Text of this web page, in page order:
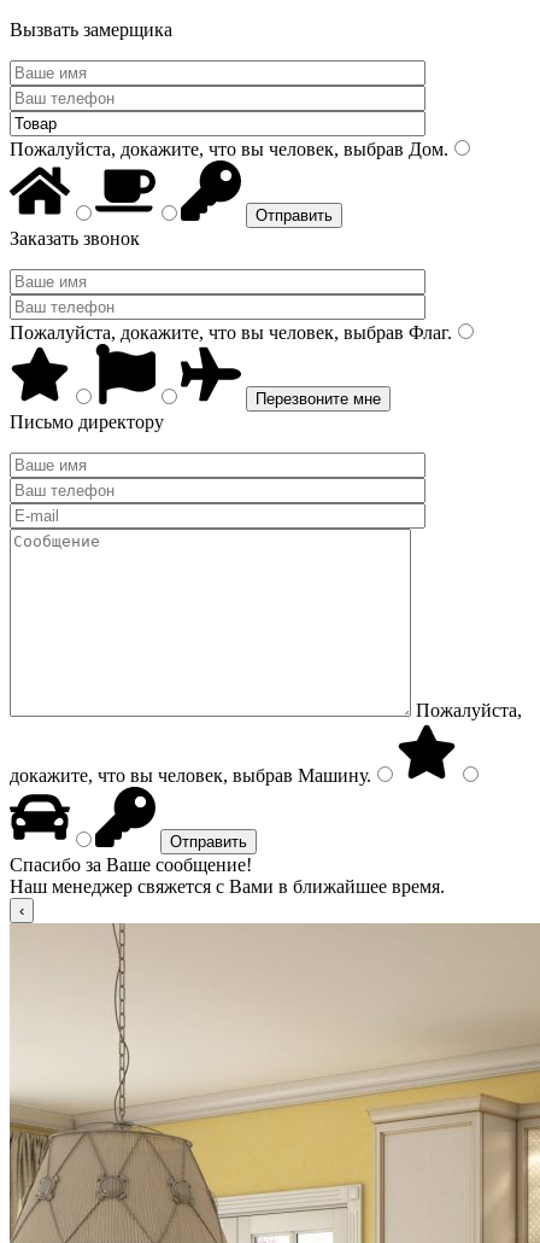
Вызвать замерщика
Пожалуйста, докажите, что вы человек, выбрав Дом.
Заказать звонок
Пожалуйста, докажите, что вы человек, выбрав Флаг.
Письмо директору
Пожалуйста,
докажите, что вы человек, выбрав Машину.
Спасибо за Ваше сообщение!
Наш менеджер свяжется с Вами в ближайшее время.